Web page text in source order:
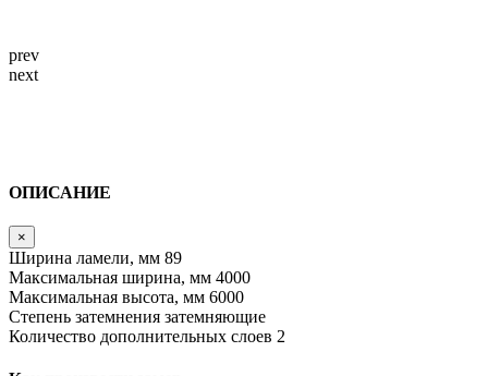
prev
next
ОПИСАНИЕ
×
Ширина ламели, мм 89
Максимальная ширина, мм 4000
Максимальная высота, мм 6000
Степень затемнения затемняющие
Количество дополнительных слоев 2